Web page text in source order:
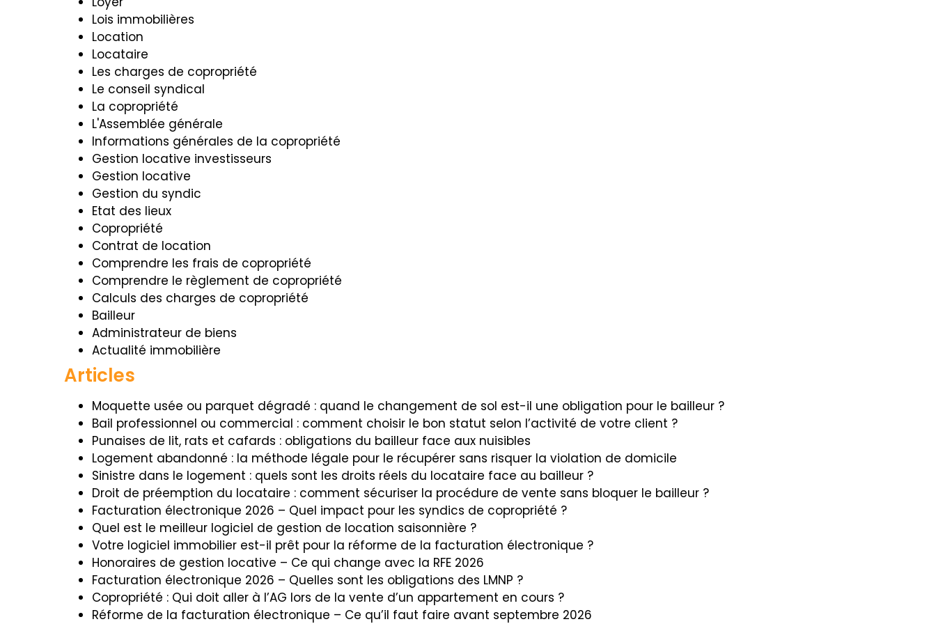
Lois immobilières
Location
Locataire
Les charges de copropriété
Le conseil syndical
La copropriété
L'Assemblée générale
Informations générales de la copropriété
Gestion locative investisseurs
Gestion locative
Gestion du syndic
Etat des lieux
Copropriété
Contrat de location
Comprendre les frais de copropriété
Comprendre le règlement de copropriété
Calculs des charges de copropriété
Bailleur
Administrateur de biens
Actualité immobilière
Articles
Moquette usée ou parquet dégradé : quand le changement de sol est-il une obligation pour le bailleur ?
Bail professionnel ou commercial : comment choisir le bon statut selon l’activité de votre client ?
Punaises de lit, rats et cafards : obligations du bailleur face aux nuisibles
Logement abandonné : la méthode légale pour le récupérer sans risquer la violation de domicile
Sinistre dans le logement : quels sont les droits réels du locataire face au bailleur ?
Droit de préemption du locataire : comment sécuriser la procédure de vente sans bloquer le bailleur ?
Facturation électronique 2026 – Quel impact pour les syndics de copropriété ?
Quel est le meilleur logiciel de gestion de location saisonnière ?
Votre logiciel immobilier est-il prêt pour la réforme de la facturation électronique ?
Honoraires de gestion locative – Ce qui change avec la RFE 2026
Facturation électronique 2026 – Quelles sont les obligations des LMNP ?
Copropriété : Qui doit aller à l’AG lors de la vente d’un appartement en cours ?
Réforme de la facturation électronique – Ce qu’il faut faire avant septembre 2026